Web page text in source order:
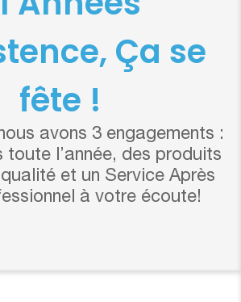
Ça se
fête !
avons 3 engagements :
toute l’année, des produits
et un Service Après
à votre écoute!